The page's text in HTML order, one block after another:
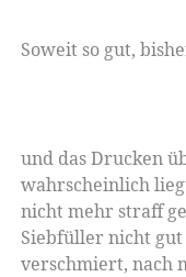
Soweit so gut,
und das Drucken
wahrscheinlich
nicht mehr straff
Siebfüller nicht
verschmiert, nach